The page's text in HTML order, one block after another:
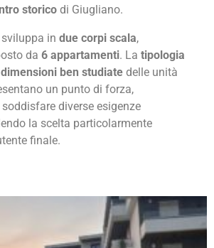
storico di Giugliano.
in due corpi scala,
da 6 appartamenti. La tipologia
dimensioni ben studiate delle unità
un punto di forza,
diverse esigenze
la scelta particolarmente
finale.